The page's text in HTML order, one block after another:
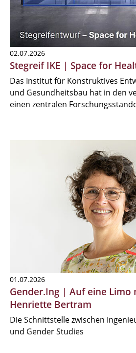
02.07.2026
Stegreif IKE | Space for
Das Institut für Konstruktives
und Gesundheitsbau hat in den
einen zentralen
01.07.2026
Gender.Ing | Auf eine Limo
Henriette Bertram
Die Schnittstelle zwischen
und Gender Studies